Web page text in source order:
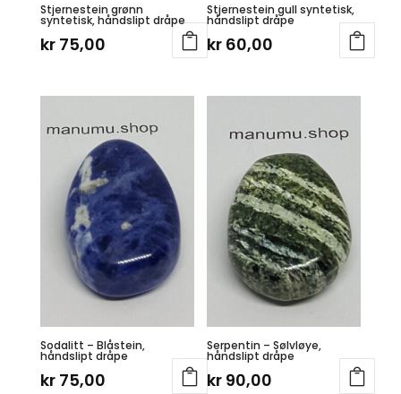
Stjernestein grønn
syntetisk, håndslipt dråpe
kr75,00
Stjernestein gull syntetisk,
håndslipt dråpe
kr 60,00
Sodalitt – Blåstein,
håndslipt dråpe
kr75,00
Serpentin – Sølvløye,
håndslipt dråpe
kr 90,00